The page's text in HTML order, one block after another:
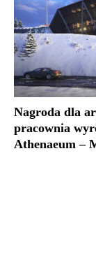
Nagroda dla
pracownia
Athenaeum –